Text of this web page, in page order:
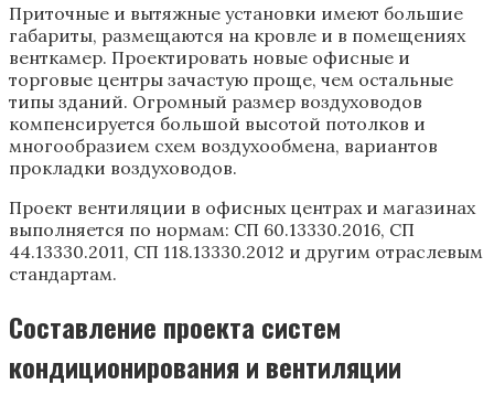
Приточные и вытяжные установки имеют большие
габариты, размещаются на кровле и в помещениях
венткамер. Проектировать новые офисные и
торговые центры зачастую проще, чем остальные
типы зданий. Огромный размер воздуховодов
компенсируется большой высотой потолков и
многообразием схем воздухообмена, вариантов
прокладки воздуховодов.
Проект вентиляции в офисных центрах и магазинах
выполняется по нормам: СП 60.13330.2016, СП
44.13330.2011, СП 118.13330.2012 и другим отраслевым
стандартам.
Составление проекта систем
кондиционирования и вентиляции